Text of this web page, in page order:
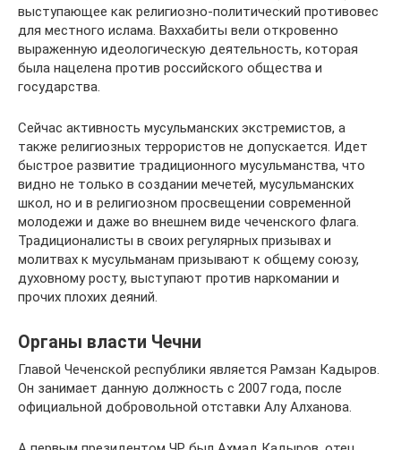
выступающее как религиозно-политический противовес
для местного ислама. Ваххабиты вели откровенно
выраженную идеологическую деятельность, которая
была нацелена против российского общества и
государства.
Сейчас активность мусульманских экстремистов, а
также религиозных террористов не допускается. Идет
быстрое развитие традиционного мусульманства, что
видно не только в создании мечетей, мусульманских
школ, но и в религиозном просвещении современной
молодежи и даже во внешнем виде чеченского флага.
Традиционалисты в своих регулярных призывах и
молитвах к мусульманам призывают к общему союзу,
духовному росту, выступают против наркомании и
прочих плохих деяний.
Органы власти Чечни
Главой Чеченской республики является Рамзан Кадыров.
Он занимает данную должность с 2007 года, после
официальной добровольной отставки Алу Алханова.